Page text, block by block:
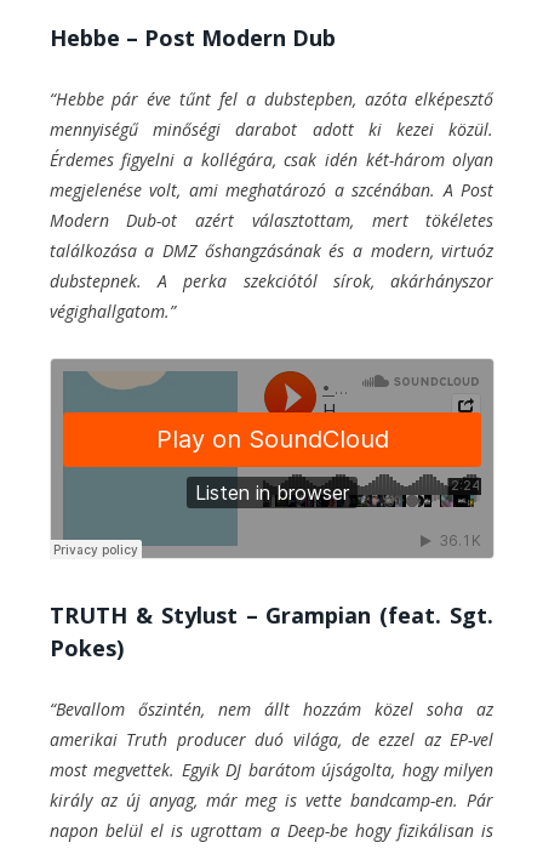
Hebbe – Post Modern Dub
“Hebbe pár éve tűnt fel a dubstepben, azóta elképesztő
mennyiségű minőségi darabot adott ki kezei közül.
Érdemes figyelni a kollégára, csak idén két-három olyan
megjelenése volt, ami meghatározó a szcénában. A Post
Modern Dub-ot azért választottam, mert tökéletes
találkozása a DMZ őshangzásának és a modern, virtuóz
dubstepnek. A perka szekciótól sírok, akárhányszor
végighallgatom.”
TRUTH & Stylust – Grampian (feat. Sgt.
Pokes)
“Bevallom őszintén, nem állt hozzám közel soha az
amerikai Truth producer duó világa, de ezzel az EP-vel
most megvettek. Egyik DJ barátom újságolta, hogy milyen
király az új anyag, már meg is vette bandcamp-en. Pár
napon belül el is ugrottam a Deep-be hogy fizikálisan is